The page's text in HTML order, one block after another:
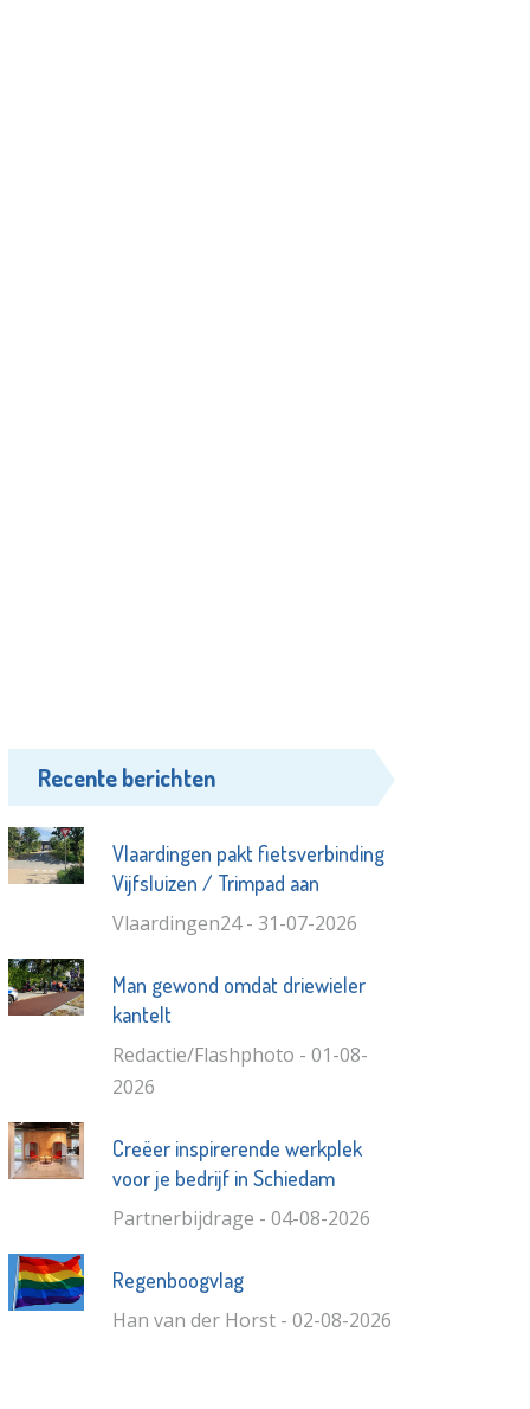
Recente berichten
Vlaardingen pakt fietsverbinding
Vijfsluizen / Trimpad aan
Vlaardingen24 - 31-07-2026
Man gewond omdat driewieler
kantelt
Redactie/Flashphoto - 01-08-
2026
Creëer inspirerende werkplek
voor je bedrijf in Schiedam
Partnerbijdrage - 04-08-2026
Regenboogvlag
Han van der Horst - 02-08-2026